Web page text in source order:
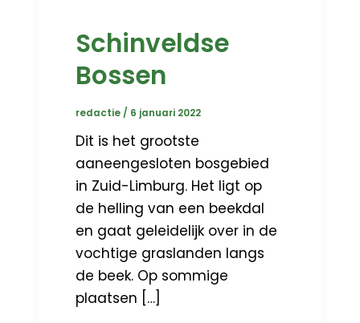
Schinveldse
Bossen
redactie / 6 januari 2022
Dit is het grootste
aaneengesloten bosgebied
in Zuid-Limburg. Het ligt op
de helling van een beekdal
en gaat geleidelijk over in de
vochtige graslanden langs
de beek. Op sommige
plaatsen […]